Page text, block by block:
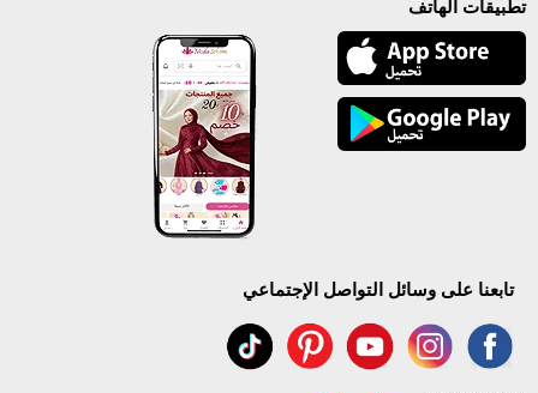
تطبيقات الهاتف
تابعنا على وسائل التواصل الإجتماعي